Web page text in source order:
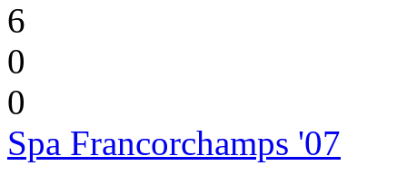
6
0
0
Spa Francorchamps '07